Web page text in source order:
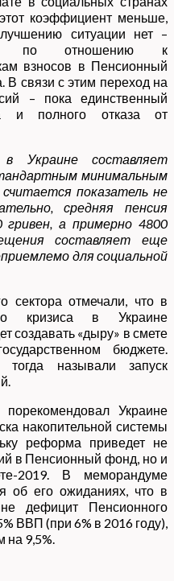
коэффициент меньше,
ситуации нет –
по отношению к
взносов в Пенсионный
В связи с этим переход на
– пока единственный
и полного отказа от
Украине составляет
минимальным
показатель не
средняя пенсия
а примерно 4800
составляет еще
для социальной
сектора отмечали, что в
кризиса в Украине
создавать «дыру» в смете
бюджете.
называли запуск
Украине
накопительной системы
реформа приведет не
в Пенсионный фонд, но и
2019. В меморандуме
об его ожиданиях, что в
дефицит Пенсионного
ВВП (при 6% в 2016 году),
на 9,5%.